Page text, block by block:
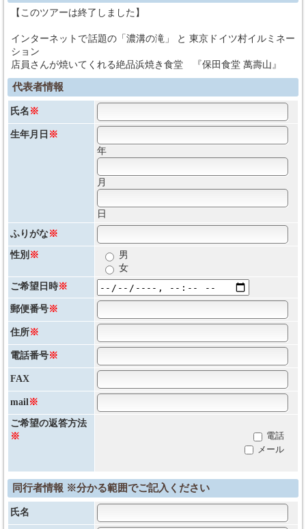
【このツアーは終了しました】
インターネットで話題の「濃溝の滝」 と 東京ドイツ村イルミネー
ション
店員さんが焼いてくれる絶品浜焼き食堂 『保田食堂 萬壽山』
代表者情報
氏名 ※
生年月日 ※
年
月
日
ふりがな※
性別 ※
男
女
ご希望日時※
郵便番号※
住所※
電話番号※
FAX
mail※
ご希望の返答方法
※
電話
メール
同行者情報 ※分かる範囲でご記入ください
氏名